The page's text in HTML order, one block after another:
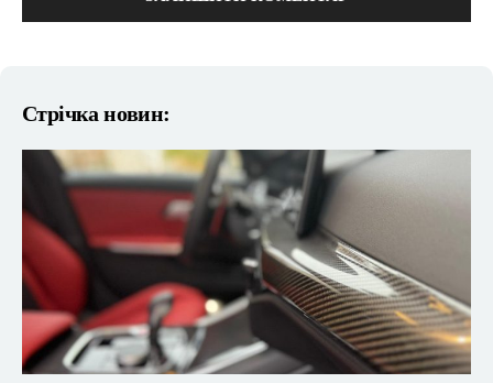
Стрічка новин: